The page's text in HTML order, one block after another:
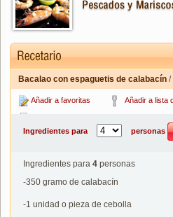
Bacalao con espaguetis de calabacín /
Añadir a favoritas Añadir a lista
Ingredientes para
personas
Ingredientes para 4 personas
-350 gramo de calabacín
-1 unidad o pieza de cebolla